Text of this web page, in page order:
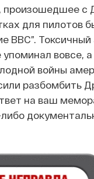
произошедшее
для пилотов
ВВС”. Токсичный
вовсе,
войны
разбомбить
на ваш